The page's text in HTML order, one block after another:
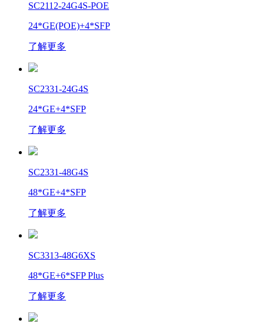
SC2112-24G4S-POE
24*GE(POE)+4*SFP
了解更多
SC2331-24G4S
24*GE+4*SFP
了解更多
SC2331-48G4S
48*GE+4*SFP
了解更多
SC3313-48G6XS
48*GE+6*SFP Plus
了解更多